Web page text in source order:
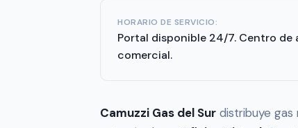
HORARIO DE SERVICIO:
Portal disponible 24/7. Centro
comercial.
Camuzzi Gas del Sur distribuye